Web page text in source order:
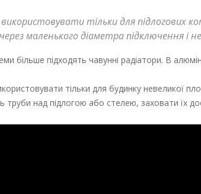
тільки для підлогових
маленького діаметра підключення і
більше підходять чавунні радіатори. В
тільки для будинку невеликої
труби над підлогою або стелею, заховати їх